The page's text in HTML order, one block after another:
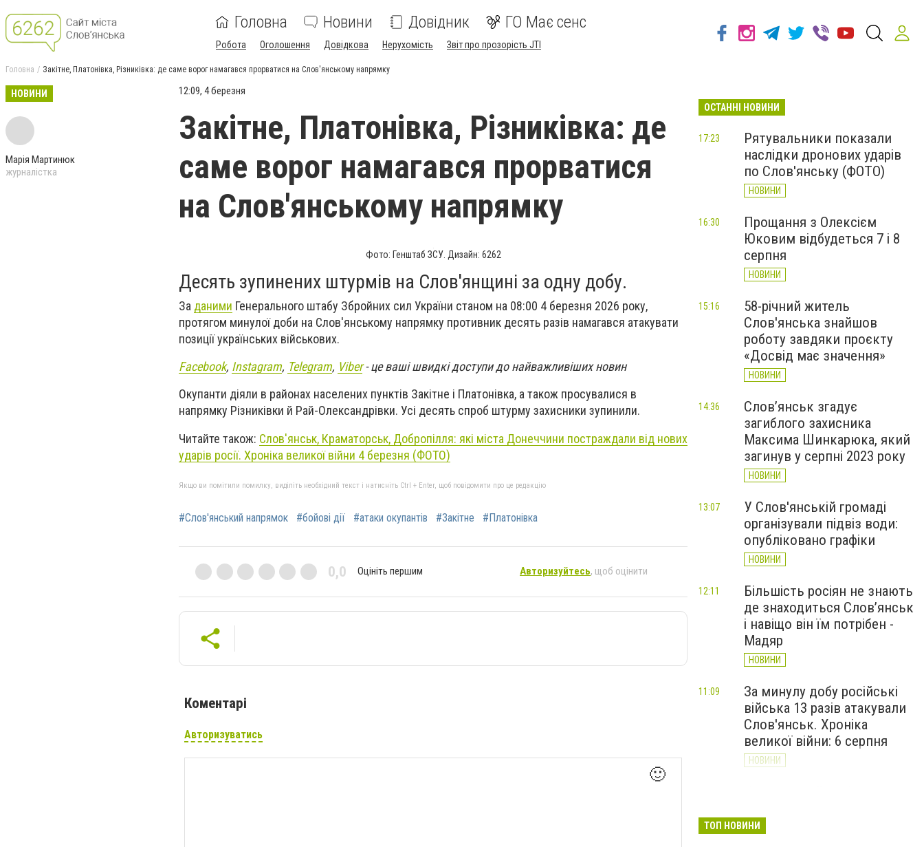
Головна Новини Довідник ГО Має сенс
Робота Оголошення Довідкова Нерухомість Звіт про прозорість JTI
Головна Закітне, Платонівка, Різниківка: де саме ворог намагався прорватися на Слов'янському напрямку
НОВИНИ
Марія Мартинюк
журналістка
12:09, 4 березня
Закітне, Платонівка, Різниківка: де
саме ворог намагався прорватися
на Слов'янському напрямку
Фото: Генштаб ЗСУ. Дизайн: 6262
Десять зупинених штурмів на Слов'янщині за одну добу.
За даними Генерального штабу Збройних сил України станом на 08:00 4 березня 2026 року,
протягом минулої доби на Слов'янському напрямку противник десять разів намагався атакувати
позиції українських військових.
Facebook, Instagram, Telegram, Viber- це ваші швидкі доступи до найважливіших новин
Окупанти діяли в районах населених пунктів Закітне і Платонівка, а також просувалися в
напрямку Різниківки й Рай-Олександрівки. Усі десять спроб штурму захисники зупинили.
Читайте також: Слов'янськ, Краматорськ, Добропілля: які міста Донеччини постраждали від нових
ударів росії. Хроніка великої війни 4 березня (ФОТО)
Якщо ви помітили помилку, виділіть необхідний текст і натисніть Ctrl + Enter, щоб повідомити про це редакцію
#Слов'янський напрямок #бойові дії #атаки окупантів #Закітне #Платонівка
0,0 Оцініть першим Авторизуйтесь, щоб оцінити
Коментарі
Авторизуватись
🙂
ОСТАННІ НОВИНИ
Рятувальники показали
наслідки дронових ударів
по Слов'янську (ФОТО)
НОВИНИ
17:23
Прощання з Олексієм
Юковим відбудеться 7 і 8
серпня
НОВИНИ
16:30
58-річний житель
Слов'янська знайшов
роботу завдяки проєкту
«Досвід має значення»
НОВИНИ
15:16
Слов’янськ згадує
загиблого захисника
Максима Шинкарюка, який
загинув у серпні 2023 року
НОВИНИ
14:36
У Слов'янській громаді
організували підвіз води:
опубліковано графіки
НОВИНИ
13:07
Більшість росіян не знають
де знаходиться Слов’янськ
і навіщо він їм потрібен -
Мадяр
НОВИНИ
12:11
За минулу добу російські
війська 13 разів атакували
Слов'янськ. Хроніка
великої війни: 6 серпня
НОВИНИ
11:09
Донецькоблгаз припиняє
ТОП НОВИНИ